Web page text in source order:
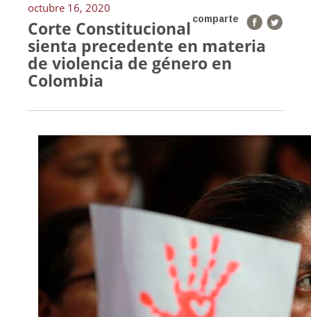
octubre 16, 2020
comparte
Corte Constitucional
sienta precedente en materia
de violencia de género en
Colombia